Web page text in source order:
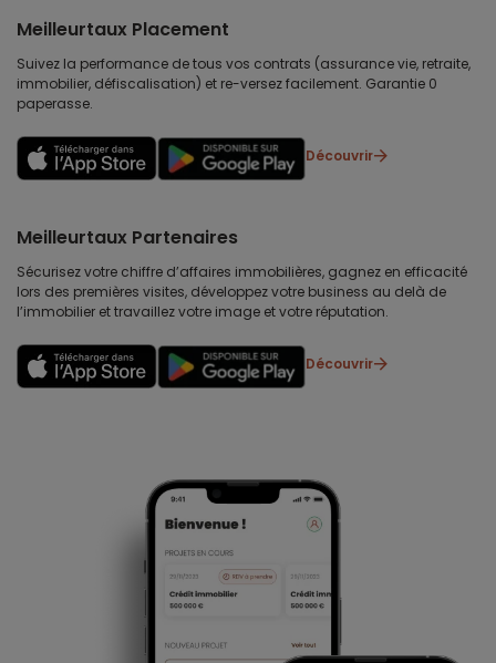
Meilleurtaux Placement
Suivez la performance de tous vos contrats (assurance vie, retraite,
immobilier, défiscalisation) et re-versez facilement. Garantie 0
paperasse.
Découvrir
Meilleurtaux Partenaires
Sécurisez votre chiffre d’affaires immobilières, gagnez en efficacité
lors des premières visites, développez votre business au delà de
l’immobilier et travaillez votre image et votre réputation.
Découvrir